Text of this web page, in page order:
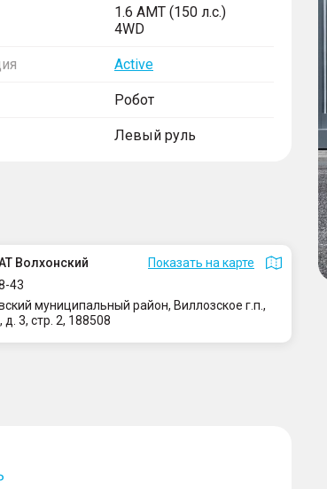
1.6 AMT (150 л.с.)
4WD
Active
Робот
Левый руль
Волхонский
Показать на карте
43
муниципальный район, Виллозское г.п.,
3, стр. 2, 188508